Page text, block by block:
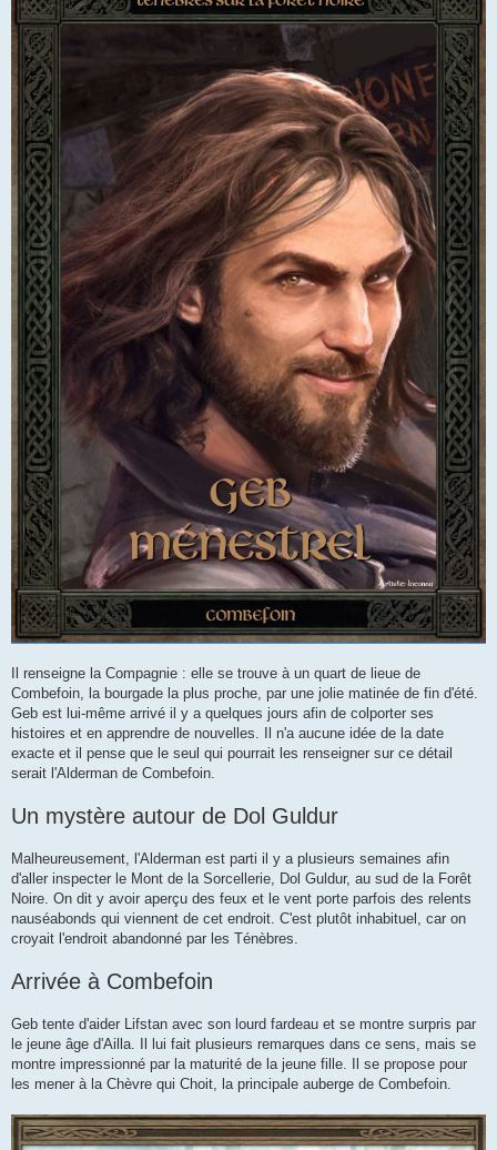
Il renseigne la Compagnie : elle se trouve à un quart de lieue de
Combefoin, la bourgade la plus proche, par une jolie matinée de fin d'été.
Geb est lui-même arrivé il y a quelques jours afin de colporter ses
histoires et en apprendre de nouvelles. Il n'a aucune idée de la date
exacte et il pense que le seul qui pourrait les renseigner sur ce détail
serait l'Alderman de Combefoin.
Un mystère autour de Dol Guldur
Malheureusement, l'Alderman est parti il y a plusieurs semaines afin
d'aller inspecter le Mont de la Sorcellerie, Dol Guldur, au sud de la Forêt
Noire. On dit y avoir aperçu des feux et le vent porte parfois des relents
nauséabonds qui viennent de cet endroit. C'est plutôt inhabituel, car on
croyait l'endroit abandonné par les Ténèbres.
Arrivée à Combefoin
Geb tente d'aider Lifstan avec son lourd fardeau et se montre surpris par
le jeune âge d'Ailla. Il lui fait plusieurs remarques dans ce sens, mais se
montre impressionné par la maturité de la jeune fille. Il se propose pour
les mener à la Chèvre qui Choit, la principale auberge de Combefoin.